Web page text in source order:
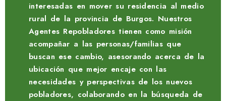
interesadas en mover su residencia al medio
rural de la provincia de Burgos. Nuestros
Agentes Repobladores tienen como misión
acompañar a las personas/familias que
buscan ese cambio, asesorando acerca de la
ubicación que mejor encaje con las
necesidades y perspectivas de los nuevos
pobladores, colaborando en la búsqueda de